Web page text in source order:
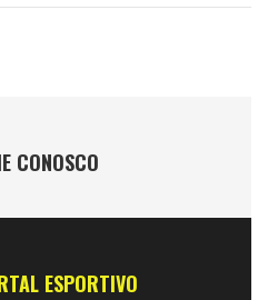
CONOSCO
ESPORTIVO